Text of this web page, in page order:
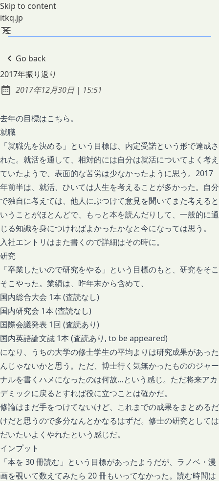
Skip to content
itkq.jp
Go back
2017年振り返り
Published:
2017年12月30日 | at
15:51
去年の目標はこちら。
就職
「就職先を決める」という目標は、内定受諾という形で達成さ
れた。就活を通して、相対的には自分は就活についてよく考え
ていたようで、表面的な苦労は少なかったように思う。2017
年前半は、就活、ひいては人生を考えることが多かった。自分
で独自に考えては、他人にぶつけて意見を聞いてまた考えると
いうことがほとんどで、もっと本を読んだりして、一般的に通
じる知識を身につければよかったかなと今になっては思う。
入社エントリはまた書くので詳細はその時に。
研究
「卒業したいので研究をやる」という目標のもと、研究をそこ
そこやった。業績は、昨年末から含めて、
国内総合大会 1本 (査読なし)
国内研究会 1本 (査読なし)
国際会議発表 1回 (査読あり)
国内英語論文誌 1本 (査読あり, to be appeared)
になり、うちの大学の修士学生の平均よりは研究成果があった
んじゃないかと思う。ただ、博士行く気無かったもののジャー
ナルを書くハメになったのは何故…という感じ。ただ将来アカ
デミックに戻るとすれば役に立つことは確かだ。
修論はまだ手をつけてないけど、これまでの成果をまとめるだ
けだと思うので多分なんとかなるはずだ。修士の研究としては
だいたいよくやれたという感じだ。
インプット
「本を 30 冊読む」という目標があったようだが、ラノベ・漫
画を覗いて数えてみたら 20 冊もいってなかった。読む時間は